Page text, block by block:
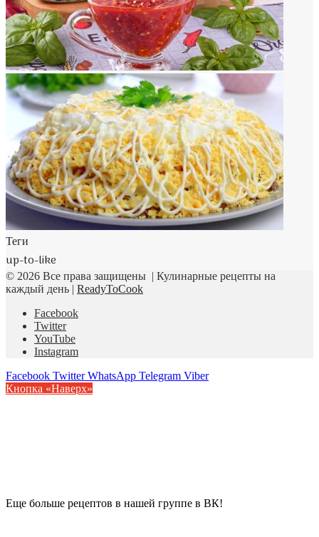
Теги
up-to-like
© 2026 Все права защищены | Кулинарные рецепты на
каждый день | ReadyToCook
Facebook
Twitter
YouTube
Instagram
Facebook Twitter WhatsApp Telegram Viber
Кнопка «Наверх»
Еще больше рецептов в нашей группе в ВК!